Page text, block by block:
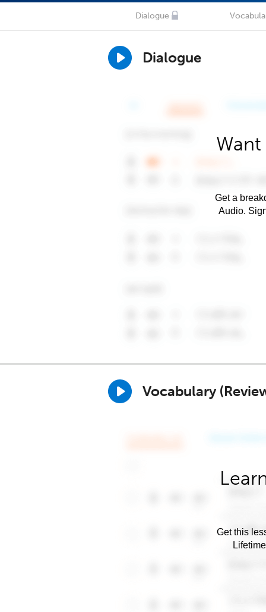
Dialogue
Dialogue
Get a
Audio.
Vocabulary
Get this